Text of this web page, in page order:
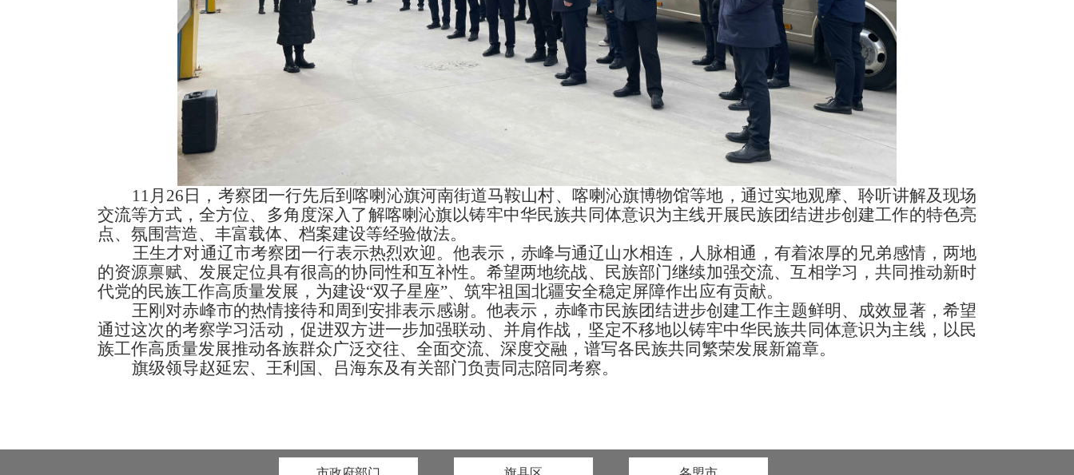
11月26日，考察团一行先后到喀喇沁旗河南街道马鞍山村、喀喇沁旗博物馆等地，通过实地观摩、聆听讲解及现场
交流等方式，全方位、多角度深入了解喀喇沁旗以铸牢中华民族共同体意识为主线开展民族团结进步创建工作的特色亮
点、氛围营造、丰富载体、档案建设等经验做法。
王生才对通辽市考察团一行表示热烈欢迎。他表示，赤峰与通辽山水相连，人脉相通，有着浓厚的兄弟感情，两地
的资源禀赋、发展定位具有很高的协同性和互补性。希望两地统战、民族部门继续加强交流、互相学习，共同推动新时
代党的民族工作高质量发展，为建设“双子星座”、筑牢祖国北疆安全稳定屏障作出应有贡献。
王刚对赤峰市的热情接待和周到安排表示感谢。他表示，赤峰市民族团结进步创建工作主题鲜明、成效显著，希望
通过这次的考察学习活动，促进双方进一步加强联动、并肩作战，坚定不移地以铸牢中华民族共同体意识为主线，以民
族工作高质量发展推动各族群众广泛交往、全面交流、深度交融，谱写各民族共同繁荣发展新篇章。
旗级领导赵延宏、王利国、吕海东及有关部门负责同志陪同考察。